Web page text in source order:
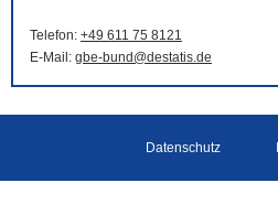
Telefon: +49 611 75 8121
E-Mail : gbe-bund@destatis.de
Datenschutz